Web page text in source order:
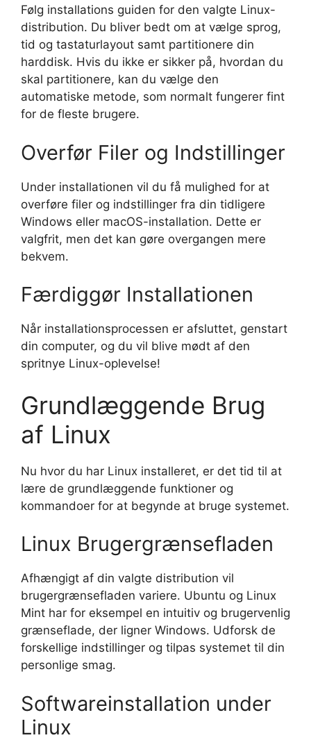
Følg installations guiden for den valgte Linux-
distribution. Du bliver bedt om at vælge sprog,
tid og tastaturlayout samt partitionere din
harddisk. Hvis du ikke er sikker på, hvordan du
skal partitionere, kan du vælge den
automatiske metode, som normalt fungerer fint
for de fleste brugere.
Overfør Filer og Indstillinger
Under installationen vil du få mulighed for at
overføre filer og indstillinger fra din tidligere
Windows eller macOS-installation. Dette er
valgfrit, men det kan gøre overgangen mere
bekvem.
Færdiggør Installationen
Når installationsprocessen er afsluttet, genstart
din computer, og du vil blive mødt af den
spritnye Linux-oplevelse!
Grundlæggende Brug
af Linux
Nu hvor du har Linux installeret, er det tid til at
lære de grundlæggende funktioner og
kommandoer for at begynde at bruge systemet.
Linux Brugergrænsefladen
Afhængigt af din valgte distribution vil
brugergrænsefladen variere. Ubuntu og Linux
Mint har for eksempel en intuitiv og brugervenlig
grænseflade, der ligner Windows. Udforsk de
forskellige indstillinger og tilpas systemet til din
personlige smag.
Softwareinstallation under
Linux